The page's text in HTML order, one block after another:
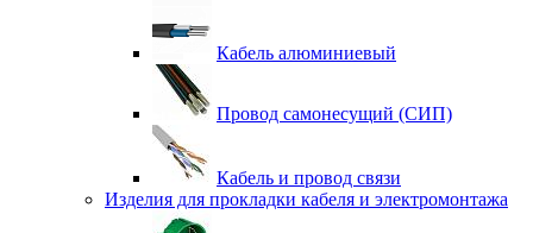
Кабель алюминиевый
Провод самонесущий (СИП)
Кабель и провод связи
Изделия для прокладки кабеля и электромонтажа